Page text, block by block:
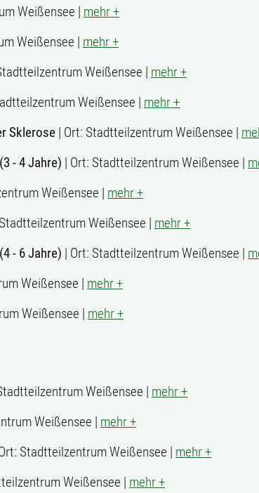
Weißensee | mehr +
Weißensee | mehr +
Weißensee | mehr +
Weißensee | mehr +
Sklerose | Ort: Stadtteilzentrum Weißensee |
- 4 Jahre) | Ort: Stadtteilzentrum Weißensee |
Weißensee | mehr +
Weißensee | mehr +
- 6 Jahre) | Ort: Stadtteilzentrum Weißensee |
Weißensee | mehr +
Weißensee | mehr +
Weißensee | mehr +
Weißensee | mehr +
Stadtteilzentrum Weißensee | mehr +
Weißensee | mehr +